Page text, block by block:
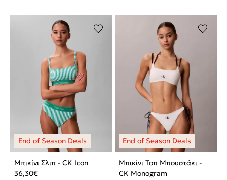
Μπικίνι Σλιπ - CK Icon
36,30€
Μπικίνι Τοπ Μπουστάκι -
CK Monogram